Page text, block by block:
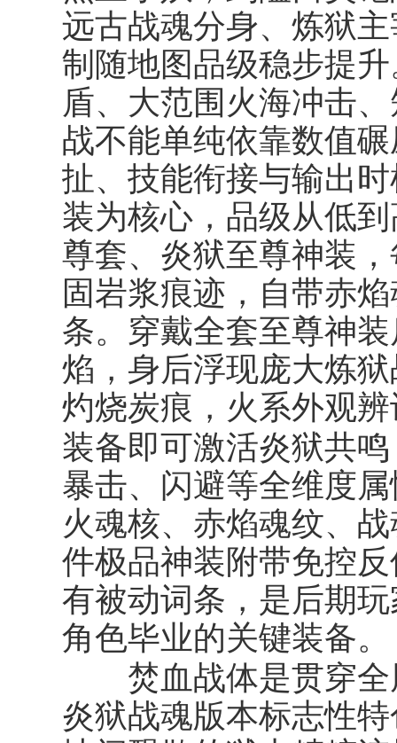
远古战魂分身、炼狱
制随地图品级稳步提
盾、大范围火海冲击
战不能单纯依靠数值
扯、技能衔接与输出
装为核心，品级从低
尊套、炎狱至尊神装
固岩浆痕迹，自带赤
条。穿戴全套至尊神
焰，身后浮现庞大炼
灼烧炭痕，火系外观
装备即可激活炎狱共鸣
暴击、闪避等全维度
火魂核、赤焰魂纹、
件极品神装附带免控
有被动词条，是后期
角色毕业的关键装备。
焚血战体是贯穿
炎狱战魂版本标志性